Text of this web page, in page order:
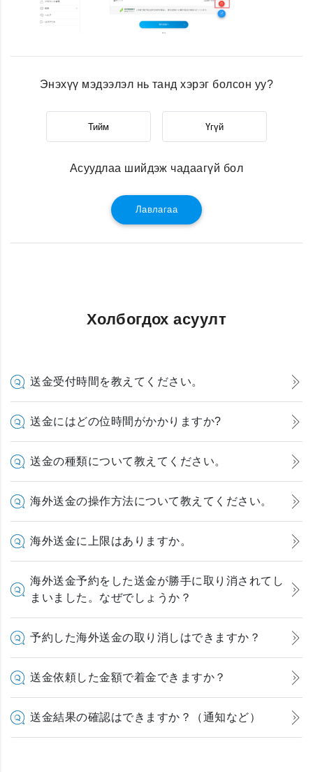
Энэхүү мэдээлэл нь танд хэрэг болсон уу?
Тийм Үгүй
Асуудлаа шийдэж чадаагүй бол
Лавлагаа
Холбогдох асуулт
送金受付時間を教えてください。
送金にはどの位時間がかかりますか?
送金の種類について教えてください。
海外送金の操作方法について教えてください。
海外送金に上限はありますか。
海外送金予約をした送金が勝手に取り消されてし
まいました。なぜでしょうか？
予約した海外送金の取り消しはできますか？
送金依頼した金額で着金できますか？
送金結果の確認はできますか？（通知など）